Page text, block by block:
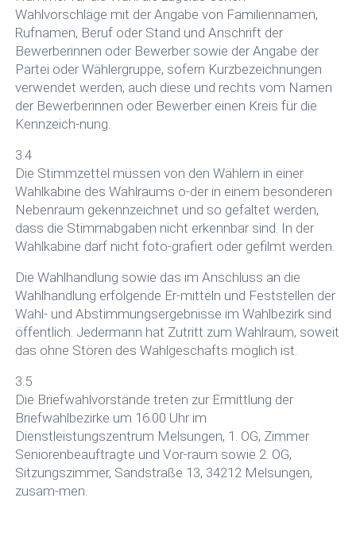
Wahlvorschläge mit der Angabe von Familiennamen,
Rufnamen, Beruf oder Stand und Anschrift der
Bewerberinnen oder Bewerber sowie der Angabe der
Partei oder Wählergruppe, sofern Kurzbezeichnungen
verwendet werden, auch diese und rechts vom Namen
der Bewerberinnen oder Bewerber einen Kreis für die
Kennzeich-nung.
3.4
Die Stimmzettel müssen von den Wählern in einer
Wahlkabine des Wahlraums o-der in einem besonderen
Nebenraum gekennzeichnet und so gefaltet werden,
dass die Stimmabgaben nicht erkennbar sind. In der
Wahlkabine darf nicht foto-grafiert oder gefilmt werden.
Die Wahlhandlung sowie das im Anschluss an die
Wahlhandlung erfolgende Er-mitteln und Feststellen der
Wahl- und Abstimmungsergebnisse im Wahlbezirk sind
öffentlich. Jedermann hat Zutritt zum Wahlraum, soweit
das ohne Stören des Wahlgeschäfts möglich ist.
3.5
Die Briefwahlvorstände treten zur Ermittlung der
Briefwahlbezirke um 16.00 Uhr im
Dienstleistungszentrum Melsungen, 1. OG, Zimmer
Seniorenbeauftragte und Vor-raum sowie 2. OG,
Sitzungszimmer, Sandstraße 13, 34212 Melsungen,
zusam-men.